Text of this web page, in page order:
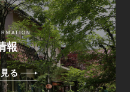
報
る